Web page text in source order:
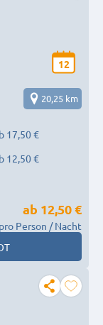
12
20,25 km
17,50 €
12,50 €
ab 12,50 €
pro Person / Nacht